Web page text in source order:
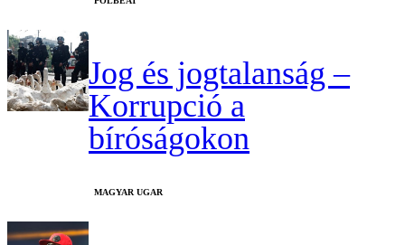
Jog és jogtalanság –
Korrupció a
bíróságokon
MAGYAR UGAR